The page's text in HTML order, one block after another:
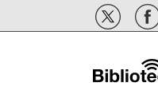
Saltar al contenido principal